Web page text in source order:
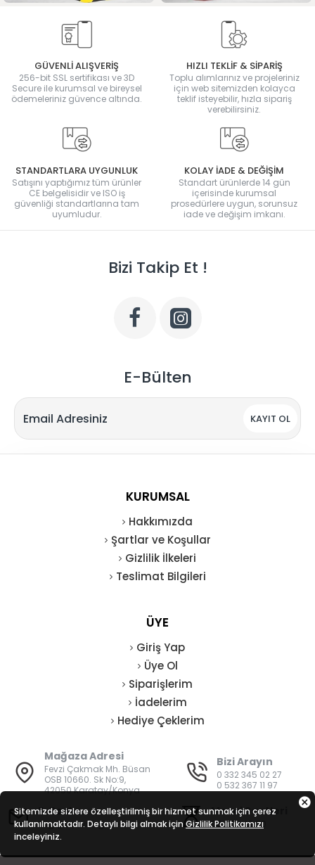
GÜVENLİ ALIŞVERİŞ
256-bit SSL sertifikası ve 3D
Secure ile kurumsal ve bireysel
ödemeleriniz güvence altında.
HIZLI TEKLİF & SİPARİŞ
Toplu alımlarınız ve projeleriniz
için web sitemizden kolayca
teklif isteyebilir, hızla sipariş
verebilirsiniz.
STANDARTLARA UYGUNLUK
Satışını yaptığımız tüm ürünler
CE belgelisidir ve ISO iş
güvenliği standartlarına tam
uyumludur.
KOLAY İADE & DEĞİŞİM
Standart ürünlerde 14 gün
içerisinde kurumsal
prosedürlere uygun, sorunsuz
iade ve değişim imkanı.
Bizi Takip Et !
E-Bülten
KAYIT OL
KURUMSAL
Hakkımızda
Şartlar ve Koşullar
Gizlilik İlkeleri
Teslimat Bilgileri
ÜYE
Giriş Yap
Üye Ol
Siparişlerim
İadelerim
Hediye Çeklerim
Mağaza Adresi
Fevzi Çakmak Mh. Büsan
OSB 10660. Sk No:9,
42050 Karatay/Konya
Bizi Arayın
0 332 345 02 27
0 532 367 11 97
E-Posta
bilgi@vatanisguvenligi.com
Mesai Saatleri
08:00 - 19:00
Sitemizde sizlere özelleştirilmiş bir hizmet sunmak için çerez
kullanılmaktadır. Detaylı bilgi almak için Gizlilik Politikamızı
inceleyiniz.